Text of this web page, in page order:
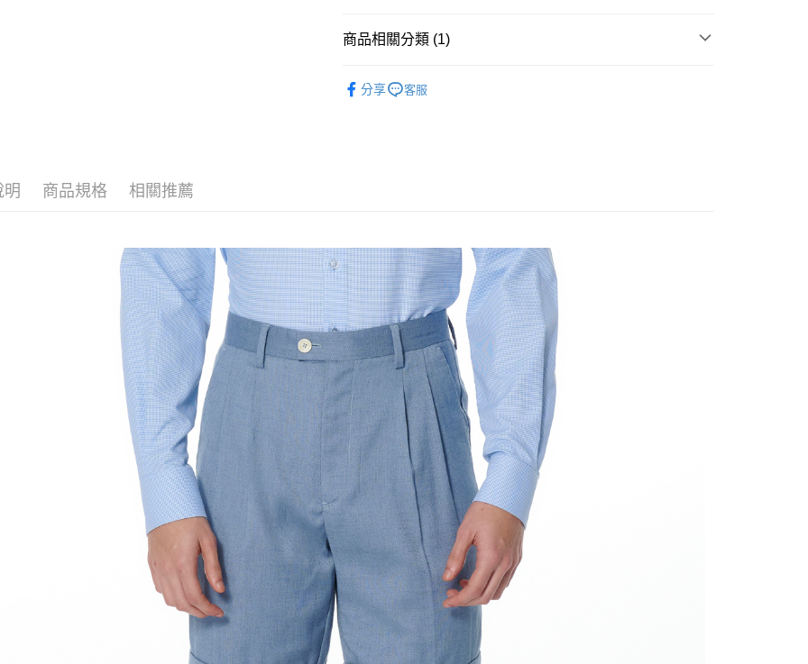
每筆NT$120，滿NT$3,000(含以上)免運費
每筆NT$350，滿NT$3,500(含以上)免運費
商品相關分類 (1)
分享
客服
明 商品規格 相關推薦